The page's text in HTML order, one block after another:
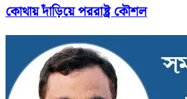
কোথায় দাঁড়িয়ে পররাষ্ট্র কৌশল